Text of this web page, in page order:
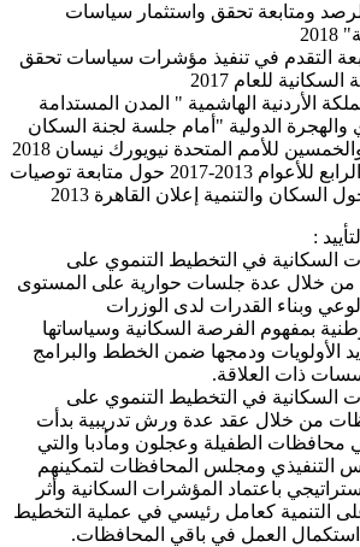
ومتابعة تحقق واستثمار سياسات
التقدم في تنفيذ مؤشرات سياسات تحقق
للعام 2017
الأردنية الهاشمية " المدن المستدامة
والهجرة الدولية "أمام جلسة لجنة السكان
للأمم المتحدة نيويورك نيسان 2018
التقرير الوطني الرابع للأعوام 2013-2017 حول متابعة توصيات
السكان والتنمية إعلان القاهرة 2013
:
السكانية في التخطيط التنموي على
خلال عدة جلسات حوارية على المستوى
وبناء القدرات لدى الوزرات
بمفهوم الفرصة السكانية وسياساتها
الأولويات ودمجها ضمن الخطط والبرامج
ذات العلاقة.
السكانية في التخطيط التنموي على
من خلال عقد عدة ورش تدريبية بدأت
محافظات الطفيلة وعجلون ومأدبا والتي
التنفيذي ومجلس المحافظات لتمكينهم
باعتماد المؤشرات السكانية وأثر
التنمية كعامل رئيسي في عملية التخطيط
استكمال العمل في باقي المحافظات.